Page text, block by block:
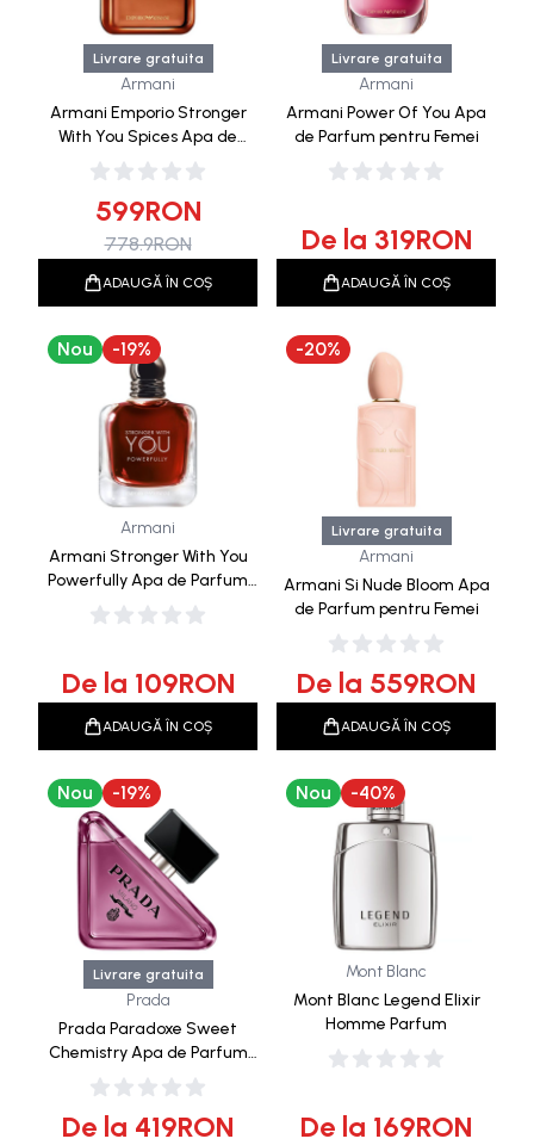
Livrare gratuita
Armani
Armani Emporio Stronger
With You Spices Apa de
Parfum 100ml Editie
Limitata
599RON
778.9RON
ADAUGĂ ÎN COȘ
Livrare gratuita
Armani
Armani Power Of You Apa
de Parfum pentru Femei
De la 319RON
ADAUGĂ ÎN COȘ
Nou -19%
Armani
Armani Stronger With You
Powerfully Apa de Parfum
pentru Barbati
De la 109RON
ADAUGĂ ÎN COȘ
-20%
Livrare gratuita
Armani
Armani Si Nude Bloom Apa
de Parfum pentru Femei
De la 559RON
ADAUGĂ ÎN COȘ
Nou -19%
Livrare gratuita
Prada
Prada Paradoxe Sweet
Chemistry Apa de Parfum
Reincarcabila
De la 419RON
Nou -40%
Mont Blanc
Mont Blanc Legend Elixir
Homme Parfum
De la 169RON